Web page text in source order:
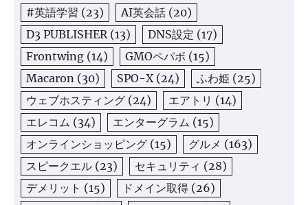
#英語学習 (23) AI英会話 (20)
D3 PUBLISHER (13) DNS設定 (17)
Frontwing (14) GMOペパボ (15)
Macaron (30) SPO-X (24) ふわ姫 (25)
ウェブホスティング (24) エアトリ (14)
エレコム (34) エンターグラム (15)
オンラインショッピング (15) グルメ (163)
スピークエル (23) セキュリティ (28)
デメリット (15) ドメイン取得 (26)